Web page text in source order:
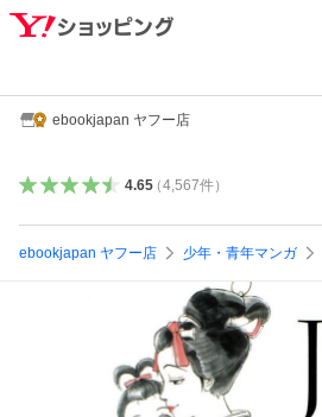
ebookjapan ヤフー店
4.65（4,567件）
ebookjapan ヤフー店 少年・青年マンガ